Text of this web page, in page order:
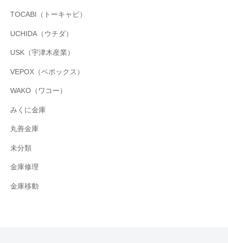
TOCABI（トーキャビ）
UCHIDA（ウチダ）
USK（宇津木産業）
VEPOX（ベポックス）
WAKO（ワコー）
みくに金庫
丸善金庫
未分類
金庫修理
金庫移動